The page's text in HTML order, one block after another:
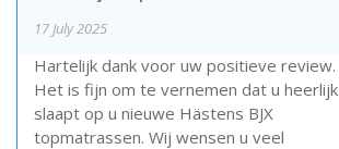
17 July 2025
Hartelijk dank voor uw positieve review.
Het is fijn om te vernemen dat u heerlijk
slaapt op u nieuwe Hästens BJX
topmatrassen. Wij wensen u veel